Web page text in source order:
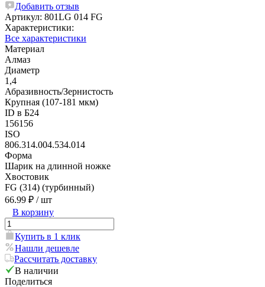
Добавить отзыв
Артикул: 801LG 014 FG
Характеристики:
Все характеристики
Материал
Алмаз
Диаметр
1,4
Абразивность/Зернистость
Крупная (107-181 мкм)
ID в Б24
156156
ISO
806.314.004.534.014
Форма
Шарик на длинной ножке
Хвостовик
FG (314) (турбинный)
66.99 ₽ / шт
В корзину
Купить в 1 клик
Нашли дешевле
Рассчитать доставку
В наличии
Поделиться